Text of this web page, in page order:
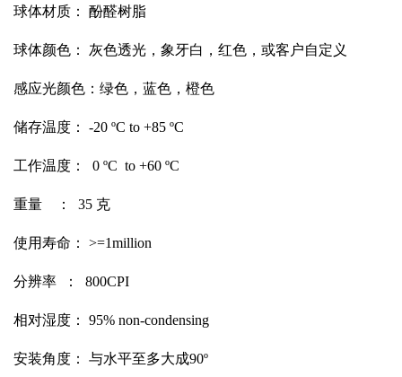
球体材质： 酚醛树脂
球体颜色： 灰色透光，象牙白，红色，或客户自定义
感应光颜色：绿色，蓝色，橙色
储存温度： -20 ºC to +85 ºC
工作温度： 0 ºC to +60 ºC
重量 ： 35 克
使用寿命： >=1million
分辨率 ： 800CPI
相对湿度： 95% non-condensing
安装角度： 与水平至多大成90º